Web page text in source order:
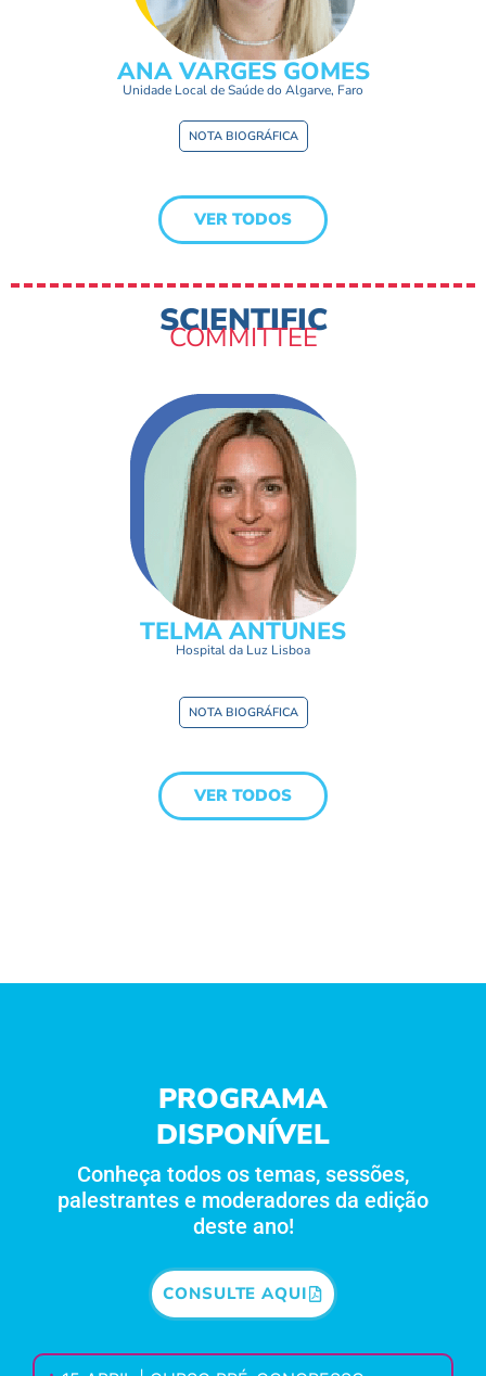
ANA VARGES GOMES
Unidade Local de Saúde do Algarve, Faro
NOTA BIOGRÁFICA
VER TODOS
SCIENTIFIC
COMMITTEE
TELMA ANTUNES
Hospital da Luz Lisboa
NOTA BIOGRÁFICA
VER TODOS
PROGRAMA
DISPONÍVEL
Conheça todos os temas, sessões,
palestrantes e moderadores da edição
deste ano!
CONSULTE AQUI